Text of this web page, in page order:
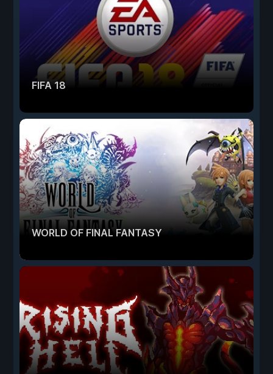
FIFA 18
WORLD OF FINAL FANTASY